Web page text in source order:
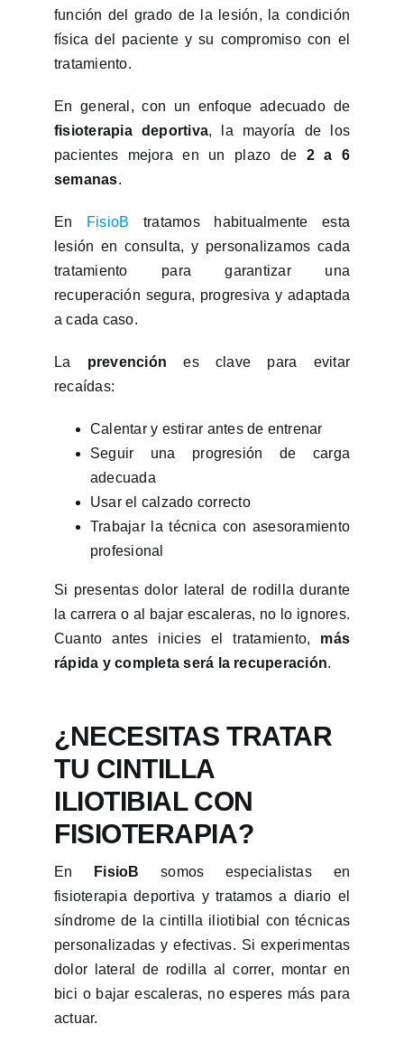
función del grado de la lesión, la condición
física del paciente y su compromiso con el
tratamiento.
En general, con un enfoque adecuado de
fisioterapia deportiva, la mayoría de los
pacientes mejora en un plazo de 2 a 6
semanas.
En FisioB tratamos habitualmente esta
lesión en consulta, y personalizamos cada
tratamiento para garantizar una
recuperación segura, progresiva y adaptada
a cada caso.
La prevención es clave para evitar
recaídas:
Calentar y estirar antes de entrenar
Seguir una progresión de carga
adecuada
Usar el calzado correcto
Trabajar la técnica con asesoramiento
profesional
Si presentas dolor lateral de rodilla durante
la carrera o al bajar escaleras, no lo ignores.
Cuanto antes inicies el tratamiento, más
rápida y completa será la recuperación.
¿NECESITAS TRATAR
TU CINTILLA
ILIOTIBIAL CON
FISIOTERAPIA?
En FisioB somos especialistas en
fisioterapia deportiva y tratamos a diario el
síndrome de la cintilla iliotibial con técnicas
personalizadas y efectivas. Si experimentas
dolor lateral de rodilla al correr, montar en
bici o bajar escaleras, no esperes más para
actuar.